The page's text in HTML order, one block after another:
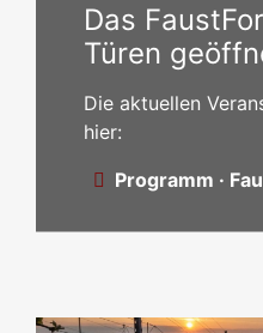
Das
Türen
Die aktuellen
hier:
Programm ·